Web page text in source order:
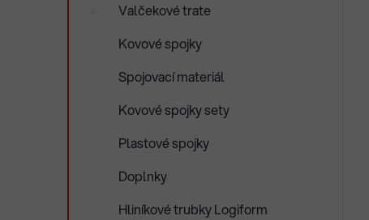
Valčekové trate
Kovové spojky
Spojovací materiál
Kovové spojky sety
Plastové spojky
Doplnky
Hliníkové trubky Logiform